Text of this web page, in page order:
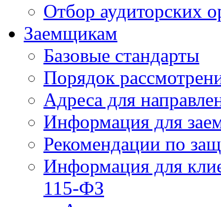
Отбор аудиторских
Заемщикам
Базовые стандарты
Порядок
Адреса для
Информация для
Рекомендации по
Информация для
115-ФЗ